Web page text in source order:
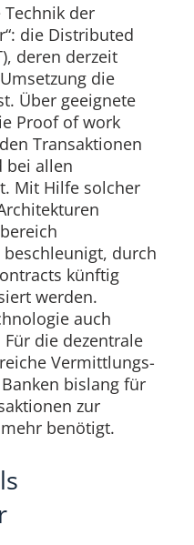
der
die Distributed
deren derzeit
die
Über geeignete
Proof of work
Transaktionen
bei allen
Mit Hilfe solcher
durch
künftig
werden.
auch
die dezentrale
Vermittlungs-
bislang für
zur
benötigt.